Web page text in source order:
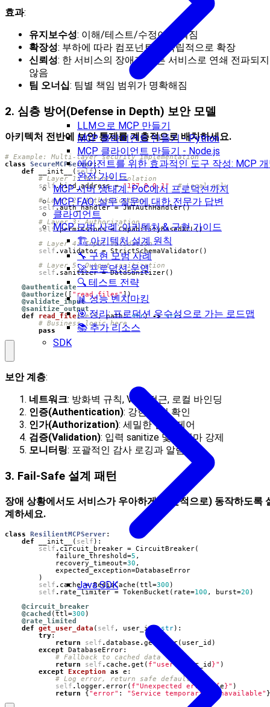
LLM으로 MCP 만들기
MCP 클라이언트 만들기 - Python
MCP 클라이언트 만들기 - Node.js
에이전트를 위한 효과적인 도구 작성: MCP
완전 가이드
MCP 서버 생태계: PoC에서 프로덕션까지
MCP FAQ: 실무 질문에 대한 전문가 답변
클라이언트
MCP 모범 사례: 아키텍처 & 구현 가이드
🏗️ 아키텍처 설계 원칙
🔧 구현 모범 사례
🚀 프로덕션 운영
🔍 테스트 전략
📊 성능 벤치마킹
🎯 정리: 프로덕션 우수성으로 가는 로드맵
📚 추가 리소스
SDK
Java SDK
효과:
유지보수성: 이해/테스트/수정이 쉬워짐
확장성: 부하에 따라 컴포넌트를 독립적으로 확장
신뢰성: 한 서비스의 장애가 다른 서비스로 연쇄 전파되지
않음
팀 오너십: 팀별 책임 범위가 명확해짐
2. 심층 방어(Defense in Depth) 보안 모델
아키텍처 전반에 보안 통제를 계층적으로 배치하세요.
# Example: Multi-layer security implementation
class
SecureMCPServer:
def
__init__ ( self):
# Layer 1: Network isolation
self.bind_address = "127.0.0.1"
# Local only
# Layer 2: Authentication
self.auth_handler = JWTAuthHandler()
# Layer 3: Authorization
self.permissions = CapabilityBasedACL()
# Layer 4: Input validation
self .validator = StrictSchemaValidator()
# Layer 5: Output sanitization
self . sanitizer = DataSanitizer()
@authenticate
@authorize([ "read_files"])
@validate_input
@sanitize_output
def
read_file(self, path: str) -> str:
# Business logic here
pass
보안 계층:
네트워크: 방화벽 규칙, VPN 접근, 로컬 바인딩
인증(Authentication): 강한 신원 확인
인가(Authorization): 세밀한 권한 제어
검증(Validation): 입력 sanitize 및 스키마 강제
모니터링: 포괄적인 감사 로깅과 알림
3. Fail-Safe 설계 패턴
장애 상황에서도 서비스가 우아하게(부분적으로) 동작하도록
계하세요.
class ResilientMCPServer:
def
__init__ ( self ):
self . circuit_breaker = CircuitBreaker(
failure_threshold=5 ,
recovery_timeout=30 ,
expected_exception=DatabaseError
)
self . cache = RedisCache (ttl =300 )
self . rate_limiter = TokenBucket ( rate=100 , burst=20 )
@circuit_breaker
@cached (ttl =300 )
@rate_limited
def
get_user_data ( self , user_id : str):
try:
return
self .database .get_user( user_id )
except
DatabaseError:
# Fallback to cached data
return
self . cache .get ( f"user: user_id }" )
except
Exception as e :
# Log error, return safe default
self .logger.error( f"Unexpected error: {e}" )
return
{"error" : "Service temporarily unavailable" }